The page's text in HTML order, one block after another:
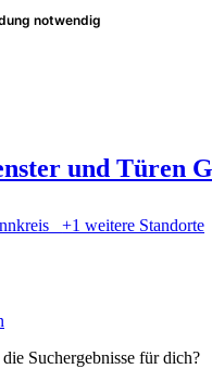
notwendig
und Türen
+1 weitere Standorte
Suchergebnisse für dich?